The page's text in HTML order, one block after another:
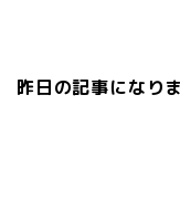
昨日の記事になり